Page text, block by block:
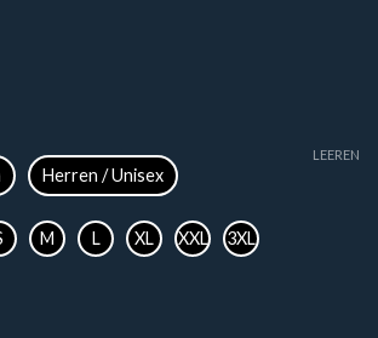
Herren / Unisex
M L XL XXL 3XL
LEEREN